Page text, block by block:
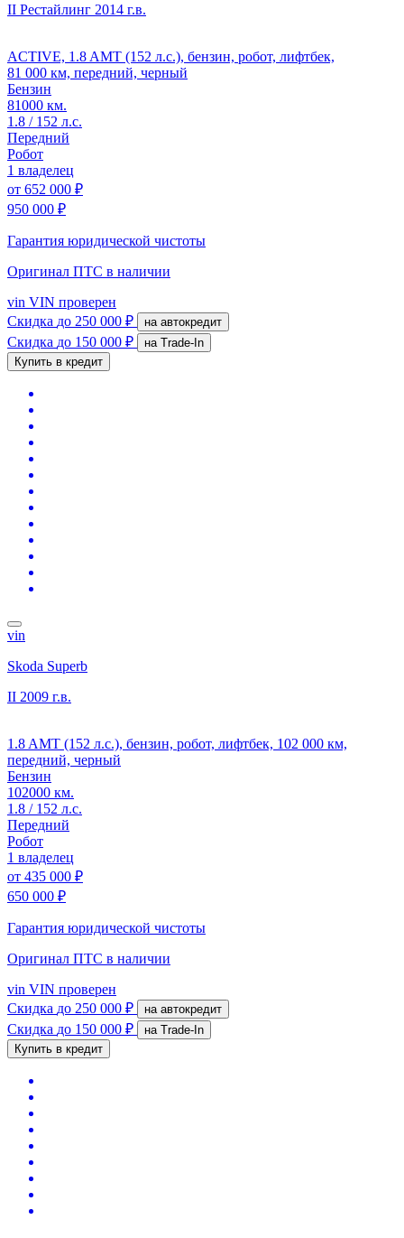
II Рестайлинг 2014 г.в.
ACTIVE, 1.8 AMT (152 л.с.), бензин, робот, лифтбек,
81 000 км, передний, черный
Бензин
81000 км.
1.8 / 152 л.с.
Передний
Робот
1 владелец
от 652 000 ₽
950 000 ₽
Гарантия юридической чистоты
Оригинал ПТС в наличии
vin VIN проверен
Скидка до 250 000 ₽ на автокредит
Скидка до 150 000 ₽
на Trade-In
Купить в кредит
vin
Skoda Superb
II 2009 г.в.
1.8 AMT (152 л.с.), бензин, робот, лифтбек, 102 000 км,
передний, черный
Бензин
102000 км.
1.8 / 152 л.с.
Передний
Робот
1 владелец
от 435 000 ₽
650 000 ₽
Гарантия юридической чистоты
Оригинал ПТС в наличии
vin VIN проверен
Скидка до 250 000 ₽ на автокредит
Скидка до 150 000 ₽
на Trade-In
Купить в кредит